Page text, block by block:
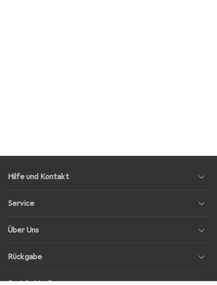
Hilfe und Kontakt
Service
Über Uns
Rückgabe